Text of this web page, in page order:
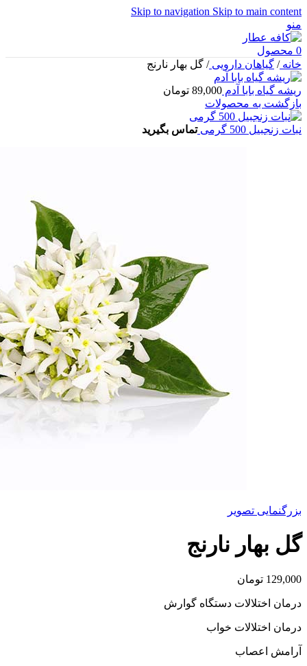
Skip to navigation Skip to main content
منو
0 محصول
خانه/ گیاهان دارویی/ گل بهار نارنج
ریشه گیاه بابا آدم 89,000 تومان
بازگشت به محصولات
نبات زنجبیل 500 گرمی تماس بگیرید
بزرگنمایی تصویر
گل بهار نارنج
129,000 تومان
درمان اختلالات دستگاه گوارش
درمان اختلالات خواب
آرامش اعصاب